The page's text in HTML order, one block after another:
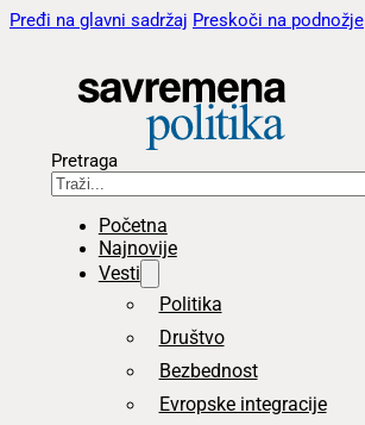
Pređi na glavni sadržaj Preskoči na podnožje
Pretraga
Početna
Najnovije
Vesti
Politika
Društvo
Bezbednost
Evropske integracije